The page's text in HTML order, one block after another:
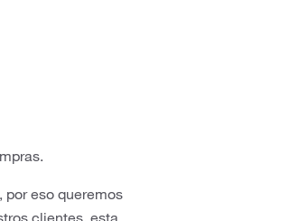
por eso queremos
clientes, esta